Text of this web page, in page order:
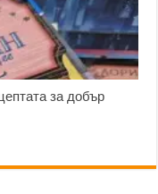
за добър